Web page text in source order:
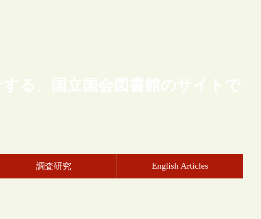
る、国立国会図書館のサイトで
調査研究 English Articles